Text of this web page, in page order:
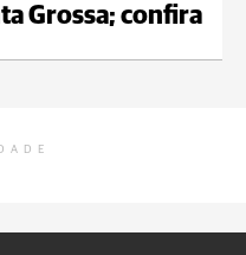
Grossa; confira